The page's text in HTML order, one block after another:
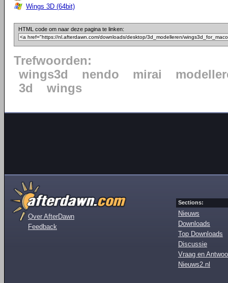
Wings 3D (64bit)
HTML code om naar deze pagina te linken:
Trefwoorden:
wings3d
nendo mirai
3d
wings
Over AfterDawn
Feedback
Sections:
Nieuws
Downloads
Top Downloads
Discussie
Vraag en
Nieuws2.nl